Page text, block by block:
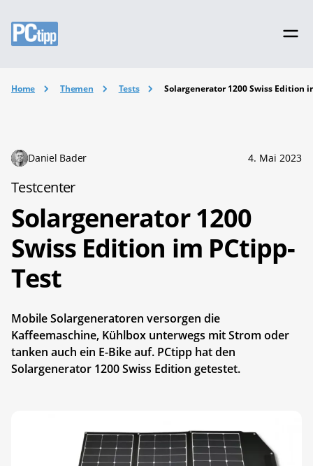
Home Themen Tests Solargenerator 1200 Swiss Edition
Daniel Bader 4. Mai 2023
Testcenter
Solargenerator 1200
Swiss Edition im PCtipp-
Test
Mobile Solargeneratoren versorgen die
Kaffeemaschine, Kühlbox unterwegs mit Strom oder
tanken auch ein E-Bike auf. PCtipp hat den
Solargenerator 1200 Swiss Edition getestet.